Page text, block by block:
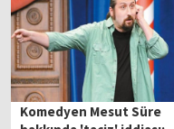
Komedyen Mesut Süre